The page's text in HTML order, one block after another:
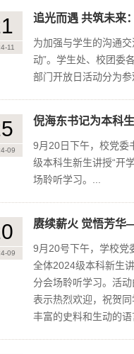
11
追光而遇 共筑未来
为加强与学生的沟通
动”。学生处、校团委
部门开放日活动分为
09
倪海东书记为本科
9月20日下午，校党委
级本科生新生讲授“开
场聆听学习。...
09
赓续薪火 觉悟芳华
9月20号下午，学校党
全体2024级本科新生
分会场聆听学习。活
表示热烈欢迎，祝贺
丰富的史料和生动的